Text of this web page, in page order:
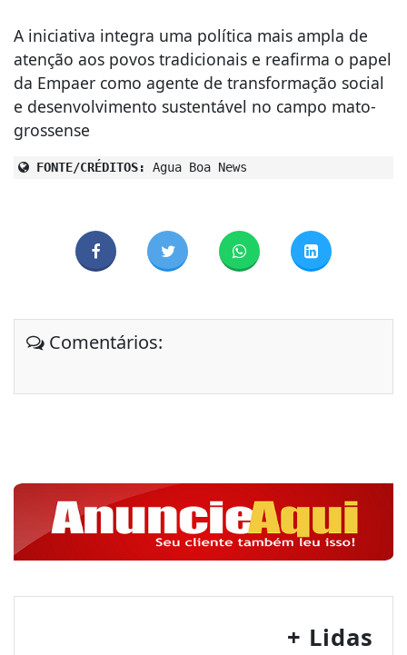
A iniciativa integra uma política mais ampla de
atenção aos povos tradicionais e reafirma o papel
da Empaer como agente de transformação social
e desenvolvimento sustentável no campo mato-
grossense
FONTE/CRÉDITOS: Agua Boa News
Comentários:
+ Lidas